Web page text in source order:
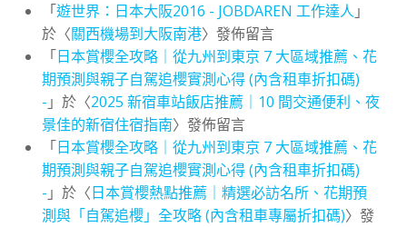
「遊世界：日本大阪2016 - JOBDAREN 工作達人 」
於〈關西機場到大阪南港〉發佈留言
「日本賞櫻全攻略｜從九州到東京 7 大區域推薦、花
期預測與親子自駕追櫻實測心得 (內含租車折扣碼)
- 」於〈2025 新宿車站飯店推薦｜10 間交通便利、夜
景佳的新宿住宿指南〉發佈留言
「日本賞櫻全攻略｜從九州到東京 7 大區域推薦、花
期預測與親子自駕追櫻實測心得 (內含租車折扣碼)
- 」於〈日本賞櫻熱點推薦｜精選必訪名所、花期預
測與「自駕追櫻」全攻略 (內含租車專屬折扣碼)〉發